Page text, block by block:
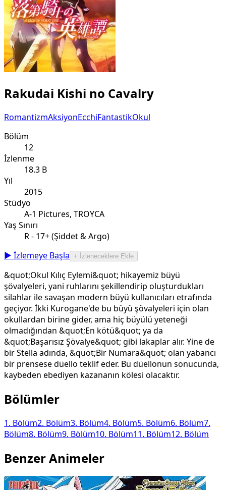
Rakudai Kishi no Cavalry
RomantizmAksiyonEcchiFantastikOkul
Bölüm
12
İzlenme
18.3 B
Yıl
2015
Stüdyo
A-1 Pictures, TROYCA
Yaş Sınırı
R - 17+ (Şiddet & Argo)
▶ İzlemeye Başla
+ İzleneceklere Ekle
&quot;Okul Kılıç Eylemi&quot; hikayemiz büyü
şövalyeleri, yani ruhlarını şekillendirip oluşturdukları
silahlar ile savaşan modern büyü kullanıcıları etrafında
geçiyor. İkki Kurogane'de bu büyü şövalyeleri için olan
okullardan birine gider, ama hiç büyülü yeteneği
olmadığından &quot;En kötü&quot; ya da
&quot;Başarısız Şövalye&quot; gibi lakaplar alır. Yine de
bir Stella adında, &quot;Bir Numara&quot; olan yabancı
bir prensese düello teklif eder. Bu düellonun sonucunda,
kaybeden ebediyen kazananın kölesi olacaktır.
Bölümler
1. Bölüm2. Bölüm3. Bölüm4. Bölüm5. Bölüm6. Bölüm7.
Bölüm8. Bölüm9. Bölüm10. Bölüm11. Bölüm12. Bölüm
Benzer Animeler